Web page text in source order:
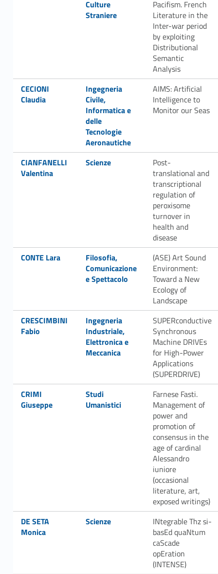
Culture
Straniere
Pacifism. French
Literature in the
Inter-war period
by exploiting
Distributional
Semantic
Analysis
Link identifier #identifier__168742-23
CECIONI
Claudia
Link identifier #identifier__47832-24
Ingegneria
Civile,
Informatica e
delle
Tecnologie
Aeronautiche
AIMS: Artificial
Intelligence to
Monitor our Seas
Link identifier #identifier__57689-25
CIANFANELLI
Valentina
Link identifier #identifier__11056-26
Scienze
Post-
translational and
transcriptional
regulation of
peroxisome
turnover in
health and
disease
Link identifier #identifier__170797-27
CONTE Lara Link identifier #identifier__183611-28
Filosofia,
Comunicazione
e Spettacolo
(ASE) Art Sound
Environment:
Toward a New
Ecology of
Landscape
Link identifier #identifier__110855-29
CRESCIMBINI
Fabio
Link identifier #identifier__109945-30
Ingegneria
Industriale,
Elettronica e
Meccanica
SUPERconductive
Synchronous
Machine DRIVEs
for High-Power
Applications
(SUPERDRIVE)
Link identifier #identifier__172758-31
CRIMI
Giuseppe
Link identifier #identifier__69886-32
Studi
Umanistici
Farnese Fasti.
Management of
power and
promotion of
consensus in the
age of cardinal
Alessandro
iuniore
(occasional
literature, art,
exposed writings)
Link identifier #identifier__137948-33
DE SETA
Monica
Link identifier #identifier__10251-34
Scienze
INtegrable Thz si-
basEd quaNtum
caScade
opEration
(INTENSE)